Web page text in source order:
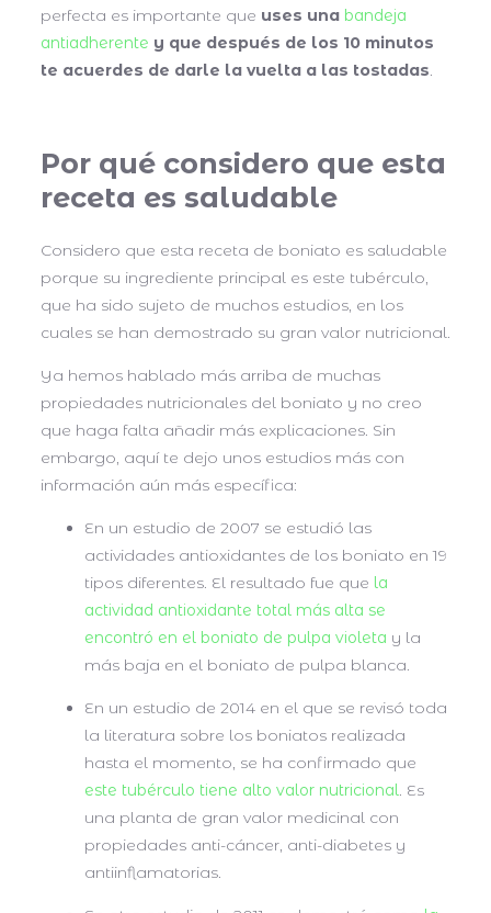
perfecta es importante que uses una bandeja
antiadherente y que después de los 10 minutos
te acuerdes de darle la vuelta a las tostadas.
Por qué considero que esta
receta es saludable
Considero que esta receta de boniato es saludable
porque su ingrediente principal es este tubérculo,
que ha sido sujeto de muchos estudios, en los
cuales se han demostrado su gran valor nutricional.
Ya hemos hablado más arriba de muchas
propiedades nutricionales del boniato y no creo
que haga falta añadir más explicaciones. Sin
embargo, aquí te dejo unos estudios más con
información aún más específica:
En un estudio de 2007 se estudió las
actividades antioxidantes de los boniato en 19
tipos diferentes. El resultado fue que la
actividad antioxidante total más alta se
encontró en el boniato de pulpa violeta y la
más baja en el boniato de pulpa blanca.
En un estudio de 2014 en el que se revisó toda
la literatura sobre los boniatos realizada
hasta el momento, se ha confirmado que
este tubérculo tiene alto valor nutricional. Es
una planta de gran valor medicinal con
propiedades anti-cáncer, anti-diabetes y
antiinflamatorias.